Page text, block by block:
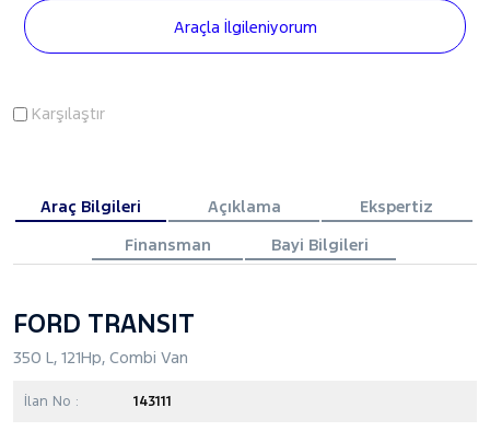
Araçla İlgileniyorum
Karşılaştır
Araç Bilgileri Açıklama
Ekspertiz
Finansman
Bayi Bilgileri
FORD TRANSIT
350 L, 121Hp, Combi Van
İlan No : 143111